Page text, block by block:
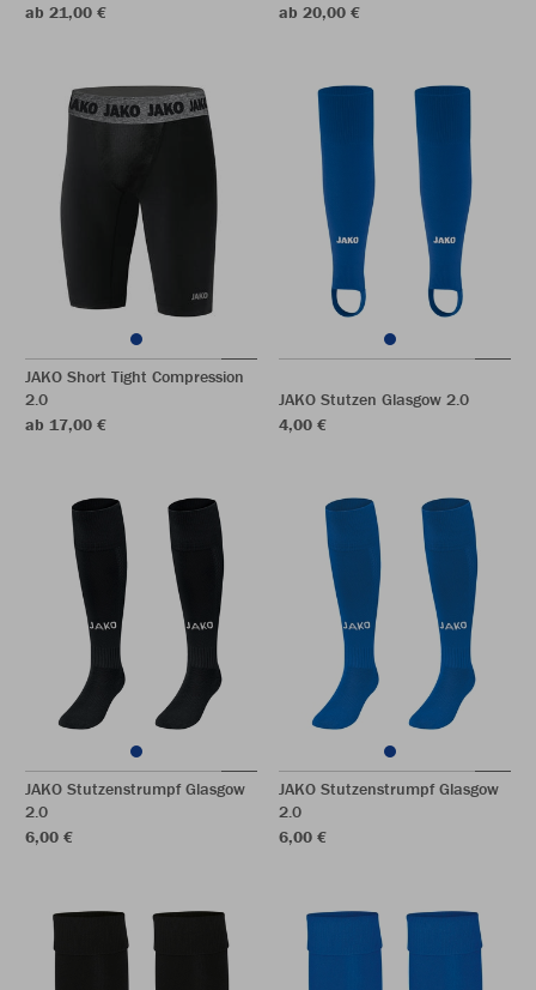
ab 21,00 €
ab 20,00 €
JAKO Short Tight Compression
2.0
ab 17,00 €
JAKO Stutzen Glasgow 2.0
4,00 €
JAKO Stutzenstrumpf Glasgow
2.0
6,00 €
JAKO Stutzenstrumpf Glasgow
2.0
6,00 €